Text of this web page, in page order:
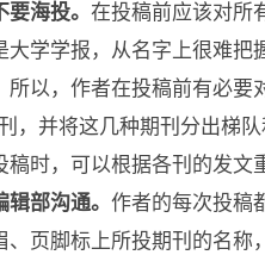
海投。 在投稿前应该对所
大学学报，从名字上很难
所以，作者在投稿前有必
，并将这几种期刊分出梯
时，可以根据各刊的发文
部沟通。 作者的每次投稿
、页脚标上所投期刊的名